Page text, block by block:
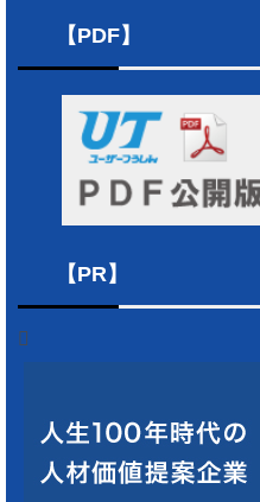
【PDF】
【PR】